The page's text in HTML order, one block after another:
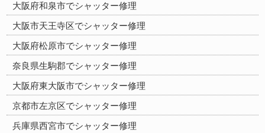
大阪府和泉市でシャッター修理
大阪市天王寺区でシャッター修理
大阪府松原市でシャッター修理
奈良県生駒郡でシャッター修理
大阪府東大阪市でシャッター修理
京都市左京区でシャッター修理
兵庫県西宮市でシャッター修理